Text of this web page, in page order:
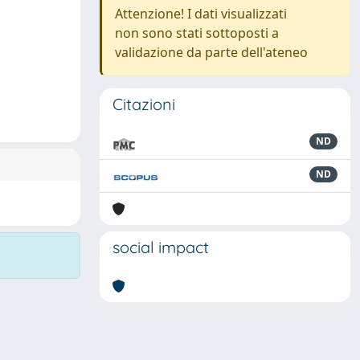
Attenzione! I dati visualizzati
non sono stati sottoposti a
validazione da parte dell'ateneo
Citazioni
ND
ND
social impact